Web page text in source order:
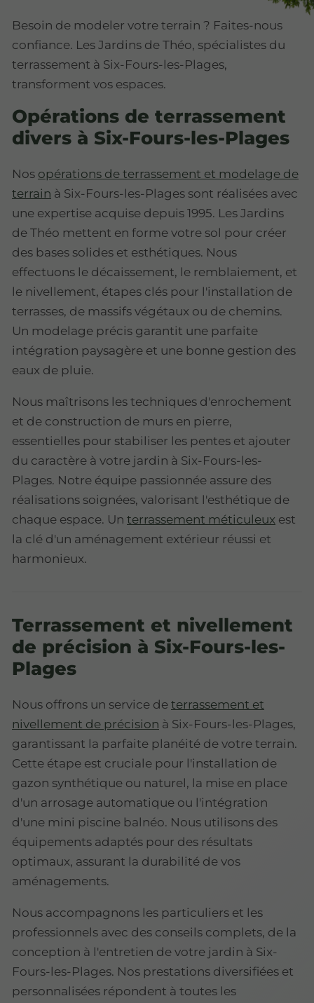
Besoin de modeler votre terrain ? Faites-nous
confiance. Les Jardins de Théo, spécialistes du
terrassement à Six-Fours-les-Plages,
transforment vos espaces.
Opérations de terrassement
divers à Six-Fours-les-Plages
Nos opérations de terrassement et modelage de
terrain à Six-Fours-les-Plages sont réalisées avec
une expertise acquise depuis 1995. Les Jardins
de Théo mettent en forme votre sol pour créer
des bases solides et esthétiques. Nous
effectuons le décaissement, le remblaiement, et
le nivellement, étapes clés pour l'installation de
terrasses, de massifs végétaux ou de chemins.
Un modelage précis garantit une parfaite
intégration paysagère et une bonne gestion des
eaux de pluie.
Nous maîtrisons les techniques d'enrochement
et de construction de murs en pierre,
essentielles pour stabiliser les pentes et ajouter
du caractère à votre jardin à Six-Fours-les-
Plages. Notre équipe passionnée assure des
réalisations soignées, valorisant l'esthétique de
chaque espace. Un terrassement méticuleux est
la clé d'un aménagement extérieur réussi et
harmonieux.
Terrassement et nivellement
de précision à Six-Fours-les-
Plages
Nous offrons un service de terrassement et
nivellement de précision à Six-Fours-les-Plages,
garantissant la parfaite planéité de votre terrain.
Cette étape est cruciale pour l'installation de
gazon synthétique ou naturel, la mise en place
d'un arrosage automatique ou l'intégration
d'une mini piscine balnéo. Nous utilisons des
équipements adaptés pour des résultats
optimaux, assurant la durabilité de vos
aménagements.
Nous accompagnons les particuliers et les
professionnels avec des conseils complets, de la
conception à l'entretien de votre jardin à Six-
Fours-les-Plages. Nos prestations diversifiées et
personnalisées répondent à toutes les